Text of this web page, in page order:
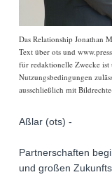
Das Relationship Jonathan
Text über ots und
für redaktionelle Zwecke ist
Nutzungsbedingungen
ausschließlich mit
Aßlar (ots) -
Partnerschaften
und großen